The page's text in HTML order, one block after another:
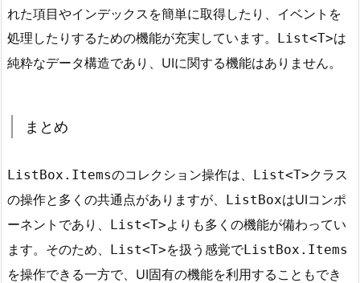
違
点
4.
本
操
作
4.
2.
2.デ
れた項目やインデックスを簡単に取得したり、イベントを
処理したりするための機能が充実しています。 List<T>は
純粋なデータ構造であり、UIに関する機能はありません。
まとめ
ListBox.Itemsのコレクション操作は、 List<T>クラス
の操作と多くの共通点がありますが、 ListBoxはUIコンポ
ーネントであり、 List<T>よりも多くの機能が備わってい
ます。そのため、 List<T>を扱う感覚でListBox.Items
を操作できる一方で、UI固有の機能を利用することもでき